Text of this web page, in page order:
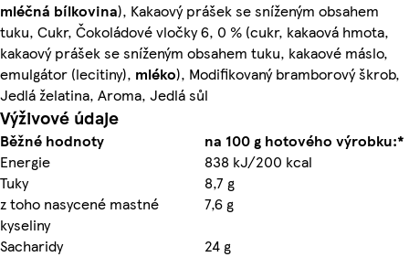
mléčná bílkovina), Kakaový prášek se sníženým obsahem
tuku, Cukr, Čokoládové vločky 6, 0 % (cukr, kakaová hmota,
kakaový prášek se sníženým obsahem tuku, kakaové máslo,
emulgátor (lecitiny), mléko), Modifikovaný bramborový škrob,
Jedlá želatina, Aroma, Jedlá sůl
Výživové údaje
Běžné hodnoty
na 100 g hotového výrobku:*
Energie
838 kJ/200 kcal
Tuky
8,7 g
z toho nasycené mastné
kyseliny
7,6 g
Sacharidy
24 g